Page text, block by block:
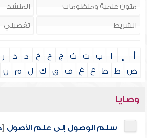
أ إ ا ب ت ث ج ح خ د ذ ر
ض
ط ظ ع غ ف ق ك ل م ن
وصايا
سلم الوصول إلى علم الأصول [